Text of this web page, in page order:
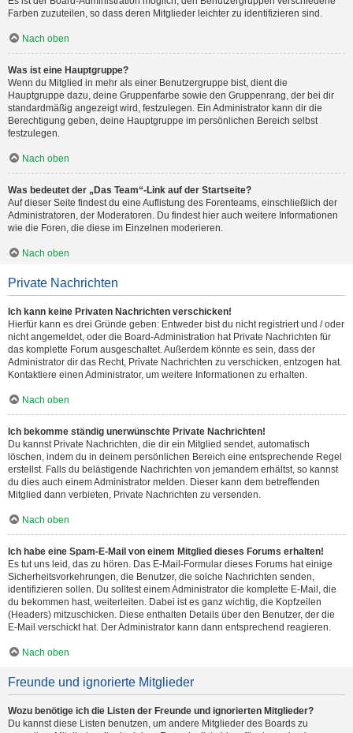
Farben zuzuteilen, so dass deren Mitglieder leichter zu identifizieren sind.
Nach oben
Was ist eine Hauptgruppe?
Wenn du Mitglied in mehr als einer Benutzergruppe bist, dient die
Hauptgruppe dazu, deine Gruppenfarbe sowie den Gruppenrang, der bei dir
standardmäßig angezeigt wird, festzulegen. Ein Administrator kann dir die
Berechtigung geben, deine Hauptgruppe im persönlichen Bereich selbst
festzulegen.
Nach oben
Was bedeutet der „Das Team“-Link auf der Startseite?
Auf dieser Seite findest du eine Auflistung des Forenteams, einschließlich der
Administratoren, der Moderatoren. Du findest hier auch weitere Informationen
wie die Foren, die diese im Einzelnen moderieren.
Nach oben
Private Nachrichten
Ich kann keine Privaten Nachrichten verschicken!
Hierfür kann es drei Gründe geben: Entweder bist du nicht registriert und / oder
nicht angemeldet, oder die Board-Administration hat Private Nachrichten für
das komplette Forum ausgeschaltet. Außerdem könnte es sein, dass der
Administrator dir das Recht, Private Nachrichten zu verschicken, entzogen hat.
Kontaktiere einen Administrator, um weitere Informationen zu erhalten.
Nach oben
Ich bekomme ständig unerwünschte Private Nachrichten!
Du kannst Private Nachrichten, die dir ein Mitglied sendet, automatisch
löschen, indem du in deinem persönlichen Bereich eine entsprechende Regel
erstellst. Falls du belästigende Nachrichten von jemandem erhältst, so kannst
du dies auch einem Administrator melden. Dieser kann dem betreffenden
Mitglied dann verbieten, Private Nachrichten zu versenden.
Nach oben
Ich habe eine Spam-E-Mail von einem Mitglied dieses Forums erhalten!
Es tut uns leid, das zu hören. Das E-Mail-Formular dieses Forums hat einige
Sicherheitsvorkehrungen, die Benutzer, die solche Nachrichten senden,
identifizieren sollen. Du solltest einem Administrator die komplette E-Mail, die
du bekommen hast, weiterleiten. Dabei ist es ganz wichtig, die Kopfzeilen
(Headers) mitzuschicken. Diese enthalten Details über den Benutzer, der die
E-Mail verschickt hat. Der Administrator kann dann entsprechend reagieren.
Nach oben
Freunde und ignorierte Mitglieder
Wozu benötige ich die Listen der Freunde und ignorierten Mitglieder?
Du kannst diese Listen benutzen, um andere Mitglieder des Boards zu